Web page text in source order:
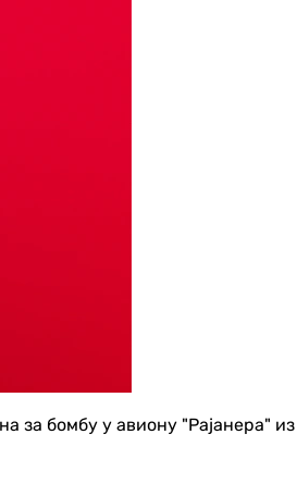
за бомбу у авиону "Рајанера"